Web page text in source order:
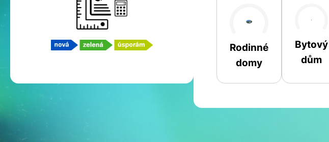
Rodinné
domy
Bytový
dům
Jméno a příjmení
Telefon